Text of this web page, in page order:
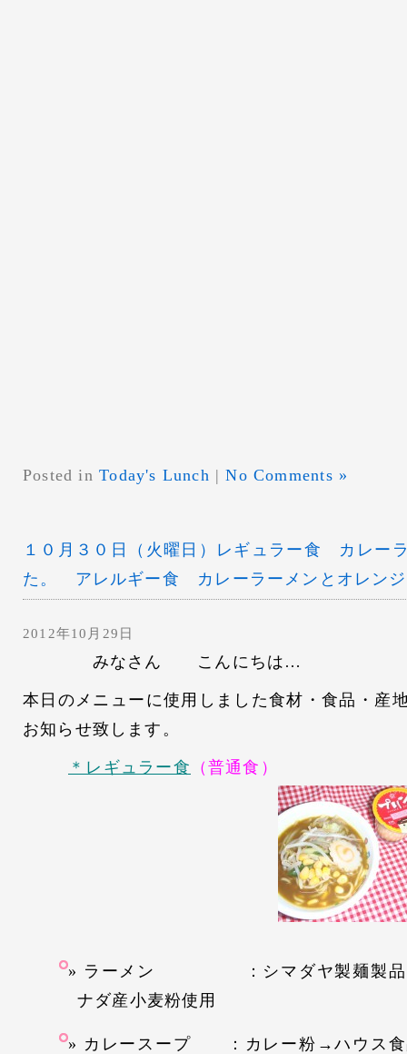
Posted inToday's Lunch |No Comments »
１０月３０日（火曜日）レギュラー食 カレー
た。 アレルギー食 カレーラーメンとオレンジ
2012年10月29日
みなさん こんにちは…
本日のメニューに使用しました食材・食品・産
お知らせ致します。
＊レギュラー食 （普通食）
ラーメン ：シマダヤ製麺製品
ナダ産小麦粉使用
カレースープ ：カレー粉→ハウス食